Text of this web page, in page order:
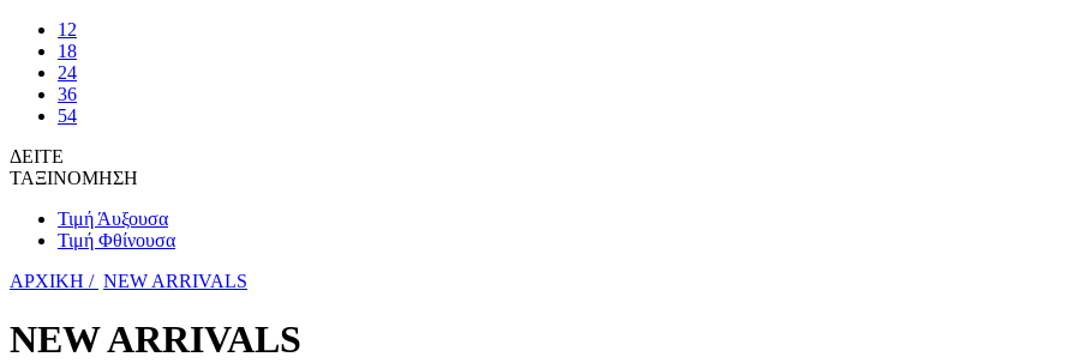
12
18
24
36
54
ΔΕΙΤΕ
ΤΑΞΙΝΟΜΗΣΗ
Τιμή Άυξουσα
Τιμή Φθίνουσα
ΑΡΧΙΚΗ / NEW ARRIVALS
NEW ARRIVALS